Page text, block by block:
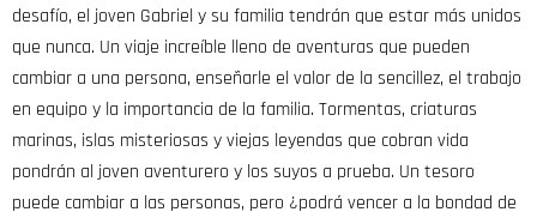
desafío, el joven Gabriel y su familia tendrán que estar más unidos
que nunca. Un viaje increíble lleno de aventuras que pueden
cambiar a una persona, enseñarle el valor de la sencillez, el trabajo
en equipo y la importancia de la familia. Tormentas, criaturas
marinas, islas misteriosas y viejas leyendas que cobran vida
pondrán al joven aventurero y los suyos a prueba. Un tesoro
puede cambiar a las personas, pero ¿podrá vencer a la bondad de